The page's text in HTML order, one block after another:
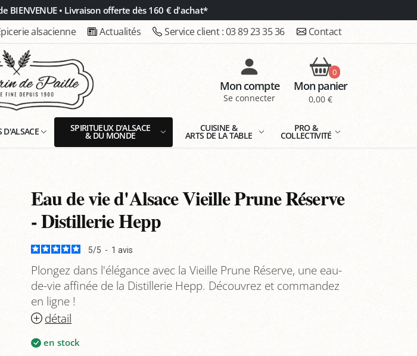
BIENVENUE • Livraison offerte dès 160 € d'achat*
alsacienne Actualités Service client :03 89 23 35 36 Contact
Mon compte
Se connecter
0
Mon panier
0,00 €
D'ALSACE SPIRITUEUX D'ALSACE
& DU MONDE
CUISINE &
ARTS DE LA TABLE
PRO &
COLLECTIVITÉ
Eau de vie d'Alsace Vieille Prune Réserve
- Distillerie Hepp
5/5 - 1 avis
Plongez dans l'élégance avec la Vieille Prune Réserve, une eau-
de-vie affinée de la Distillerie Hepp. Découvrez et commandez
en ligne !
détail
en stock